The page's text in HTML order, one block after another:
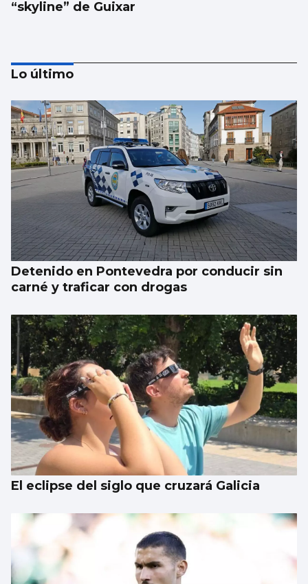
“skyline” de Guixar
Un estudio propone mejorar el uso de la IA
en el mundo sanitario
Lo último
Detenido en Pontevedra por conducir sin
carné y traficar con drogas
El eclipse del siglo que cruzará Galicia